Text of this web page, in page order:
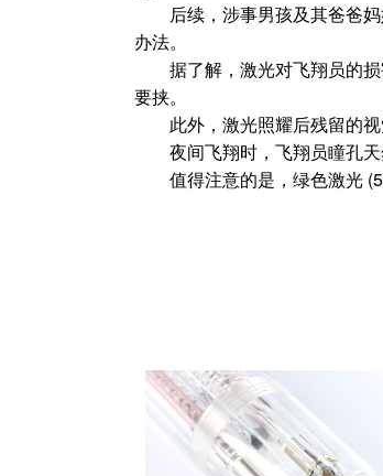
后续，涉事男孩及其爸爸妈
办法。
据了解，激光对飞翔员的损
要挟。
此外，激光照耀后残留的视
夜间飞翔时，飞翔员瞳孔天
值得注意的是，绿色激光